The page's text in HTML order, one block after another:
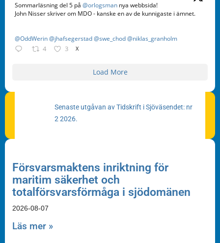
Sommarläsning del 5 på @orlogsman nya webbsida!
John Nisser skriver om MDO - kanske en av de kunnigaste i ämnet.
@OddWerin@jhafsegerstad@swe_chod@niklas_granholm
4 3 X
Load More
Senaste utgåvan av Tidskrift i Sjöväsendet: nr
2 2026.
Försvarsmaktens inriktning för
maritim säkerhet och
totalförsvarsförmåga i sjödomänen
2026-08-07
Läs mer »